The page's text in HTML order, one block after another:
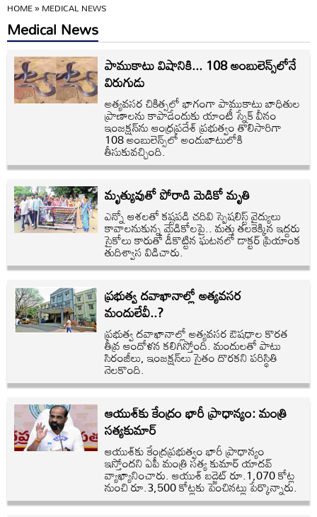
HOME»MEDICAL NEWS
Medical News
పాముకాటు విషానికి... 108 అంబులెన్స్‌లోనే
విరుగుడు
అత్యవసర చికిత్సలో భాగంగా పాముకాటు బాధితుల
ప్రాణాలను కాపాడేందుకు యాంటీ స్నేక్‌ వీనం
ఇంజక్షన్‌ను ఆంధ్రప్రదేశ్ ప్రభుత్వం తొలిసారిగా
108 అంబులెన్స్‌లో అందుబాటులోకి
తీసుకువచ్చింది.
మృత్యువుతో పోరాడి మెడికో మృతి
ఎన్నో ఆశలతో కష్టపడి చదివి స్పెషలిస్ట్‌ వైద్యులు
కావాలనుకున్న మెడికోలపై.. మత్తు తలకెక్కిన ఇద్దరు
సైకోలు కారుతో డీకొట్టిన ఘటనలో డాక్టర్‌ ప్రియాంక
తుదిశ్వాస విడిచారు.
ప్రభుత్వ దవాఖానాల్లో అత్యవసర
మందులేవీ..?
ప్రభుత్వ దవాఖానాల్లో అత్యవసర ఔషధాల కొరత
తీవ్ర ఆందోళన కలిగిస్తోంది. మందులతో పాటు
సిరంజీలు, ఇంజక్షన్‌లు సైతం దొరకని పరిస్థితి
నెలకొంది.
ఆయుశ్‌కు కేంద్రం భారీ ప్రాధాన్యం: మంత్రి
సత్యకుమార్
ఆయుశ్‌కు కేంద్రప్రభుత్వం భారీ ప్రాధాన్యం
ఇస్తోందని ఏపీ మంత్రి సత్య కుమార్ యాదవ్
వ్యాఖ్యానించారు. ఆయుశ్‌ బడ్జెట్ రూ.1,070 కోట్ల
నుంచి రూ.3,500 కోట్లకు పెంచినట్లు పేర్కొన్నారు.